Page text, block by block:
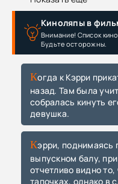
Киноляпы в
Внимание! Список
Будьте осторожны.
Когда к Кэрри прикатился мяч, она посмотрела
назад. Там была
собралась кинуть
девушка.
Кэрри, поднимаясь по лестнице с Томми на
выпускном балу,
отчетливо видно
тапочках, однако в